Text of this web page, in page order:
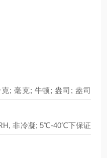
; 毫克; 牛顿; 盎司; 盎司
非冷凝; 5℃-40℃下保证